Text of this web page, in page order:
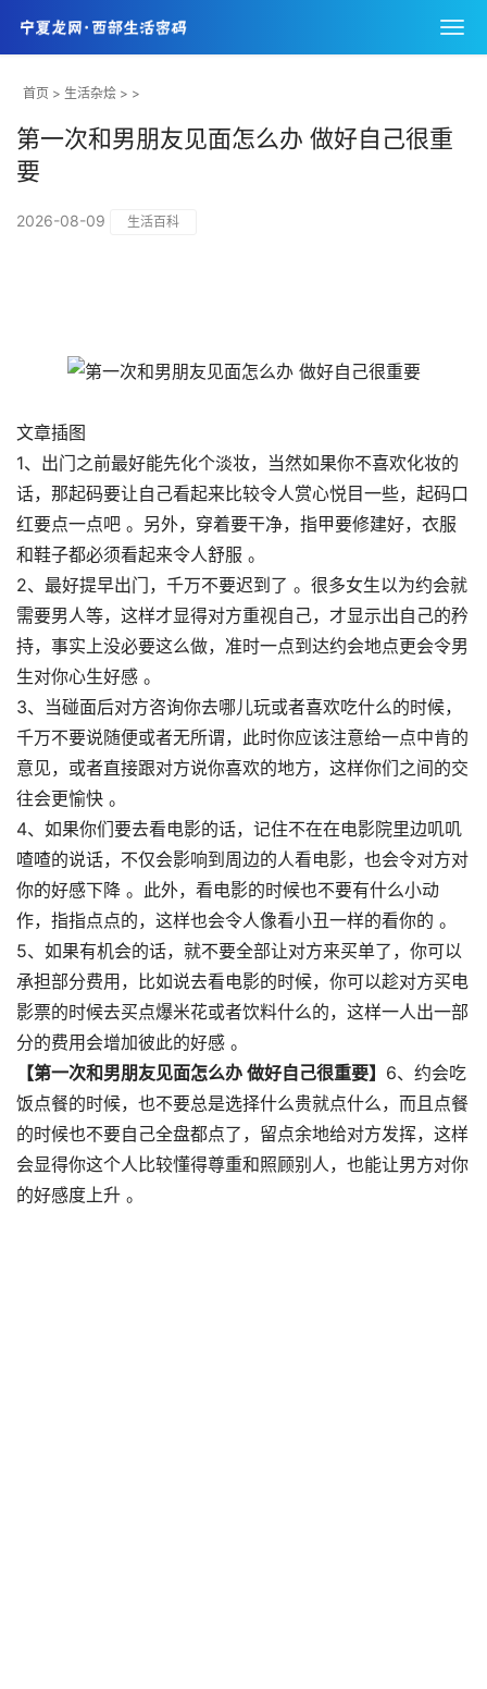
首页 > 生活杂烩 > >
第一次和男朋友见面怎么办 做好自己很重
要
2026-08-09 生活百科
文章插图
1、出门之前最好能先化个淡妆，当然如果你不喜欢化妆的
话，那起码要让自己看起来比较令人赏心悦目一些，起码口
红要点一点吧 。另外，穿着要干净，指甲要修建好，衣服
和鞋子都必须看起来令人舒服 。
2、最好提早出门，千万不要迟到了 。很多女生以为约会就
需要男人等，这样才显得对方重视自己，才显示出自己的矜
持，事实上没必要这么做，准时一点到达约会地点更会令男
生对你心生好感 。
3、当碰面后对方咨询你去哪儿玩或者喜欢吃什么的时候，
千万不要说随便或者无所谓，此时你应该注意给一点中肯的
意见，或者直接跟对方说你喜欢的地方，这样你们之间的交
往会更愉快 。
4、如果你们要去看电影的话，记住不在在电影院里边叽叽
喳喳的说话，不仅会影响到周边的人看电影，也会令对方对
你的好感下降 。此外，看电影的时候也不要有什么小动
作，指指点点的，这样也会令人像看小丑一样的看你的 。
5、如果有机会的话，就不要全部让对方来买单了，你可以
承担部分费用，比如说去看电影的时候，你可以趁对方买电
影票的时候去买点爆米花或者饮料什么的，这样一人出一部
分的费用会增加彼此的好感 。
【第一次和男朋友见面怎么办 做好自己很重要】 6、约会吃
饭点餐的时候，也不要总是选择什么贵就点什么，而且点餐
的时候也不要自己全盘都点了，留点余地给对方发挥，这样
会显得你这个人比较懂得尊重和照顾别人，也能让男方对你
的好感度上升 。